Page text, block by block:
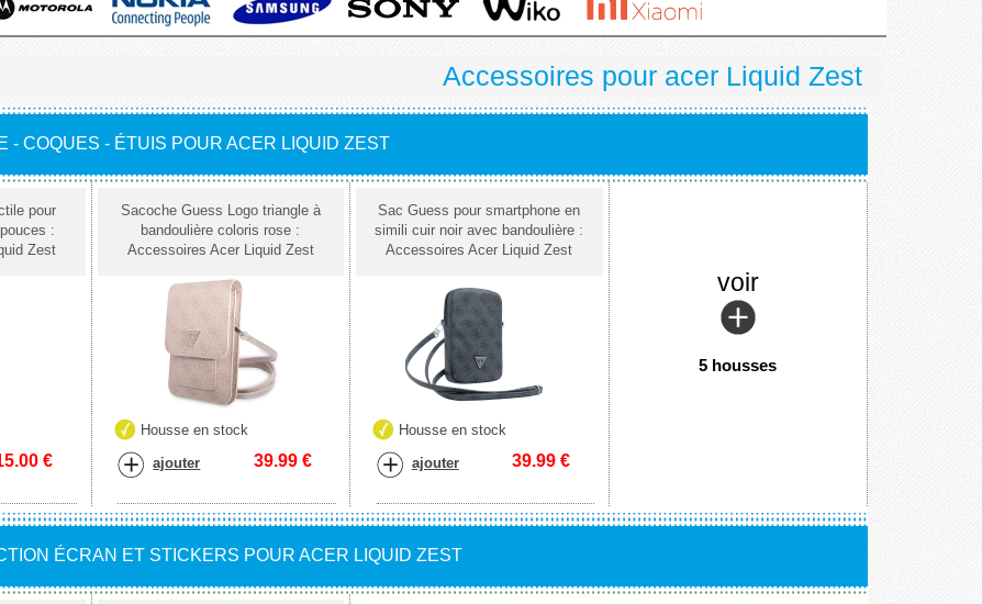
Accessoires pour acer Liquid Zest
- COQUES - ÉTUIS POUR ACER LIQUID ZEST
pour
:
Zest
€
Sacoche Guess Logo triangle à
bandoulière coloris rose :
Accessoires Acer Liquid Zest
Housse en stock
ajouter 39.99€
Sac Guess pour smartphone en
simili cuir noir avec bandoulière :
Accessoires Acer Liquid Zest
Housse en stock
ajouter 39.99€
voir
5 housses
ÉCRAN ET STICKERS POUR ACER LIQUID ZEST